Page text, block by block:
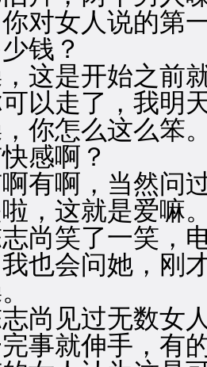
对女人说的第
？
是开始之前就
走了，我明天
怎么这么笨。
感啊？
啊，当然问
这就是爱嘛
笑了一笑，电
也会问她，刚
见过无数女人
事就伸手，有